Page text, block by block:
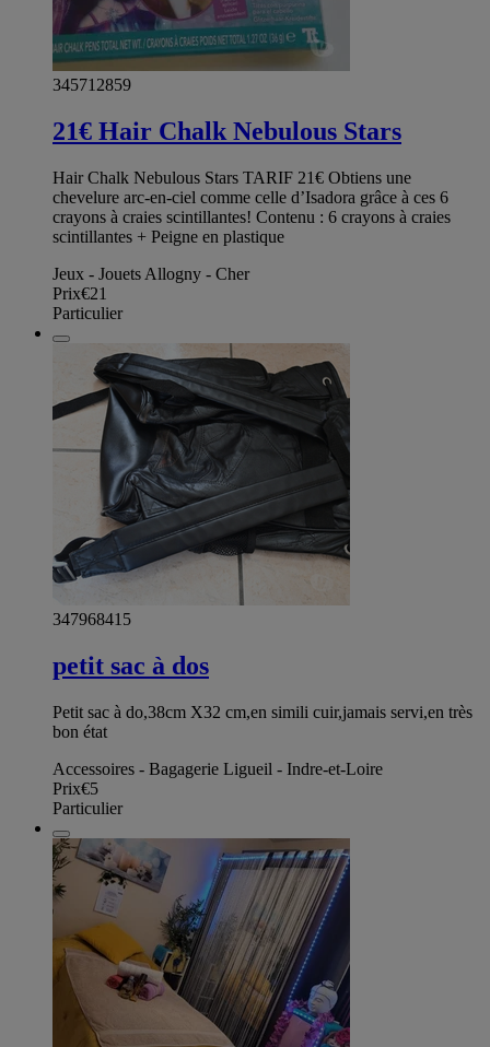
345712859
21€ Hair Chalk Nebulous Stars
Hair Chalk Nebulous Stars TARIF 21€ Obtiens une
chevelure arc-en-ciel comme celle d’Isadora grâce à ces 6
crayons à craies scintillantes! Contenu : 6 crayons à craies
scintillantes + Peigne en plastique
Jeux - Jouets Allogny - Cher
Prix€21
Particulier
347968415
petit sac à dos
Petit sac à do,38cm X32 cm,en simili cuir,jamais servi,en très
bon état
Accessoires - Bagagerie Ligueil - Indre-et-Loire
Prix€5
Particulier